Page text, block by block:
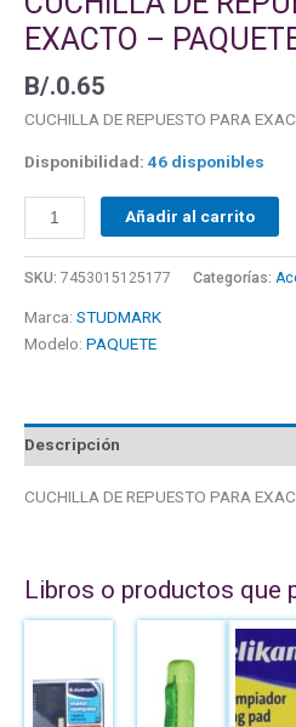
EXACTO –
B/.0.65
CUCHILLA DE REPUESTO PARA
Disponibilidad: 46 disponibles
Añadir al carrito
SKU: 7453015125177 Categorías:
Marca: STUDMARK
Modelo: PAQUETE
Descripción
CUCHILLA DE REPUESTO PARA
Libros o productos que